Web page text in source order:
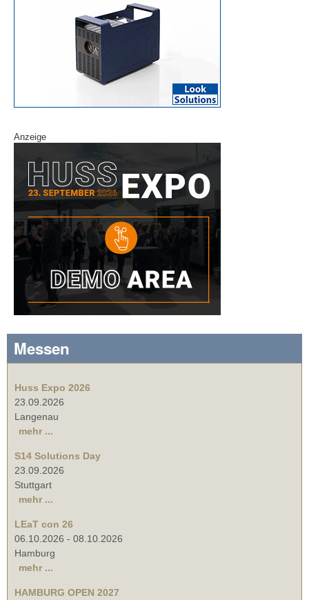
Anzeige
Messen
Huss Expo 2026
23.09.2026
Langenau
mehr ...
S14 Solutions Day
23.09.2026
Stuttgart
mehr ...
LEaT con 26
06.10.2026 - 08.10.2026
Hamburg
mehr ...
HAMBURG OPEN 2027